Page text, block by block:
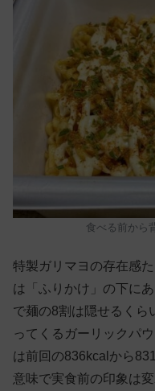
食べる前から
特製ガリマヨの存在感
は「ふりかけ」の下に
で麺の8割は隠せるくら
ってくるガーリックパ
は前回の836kcalから
意味で実食前の印象は変